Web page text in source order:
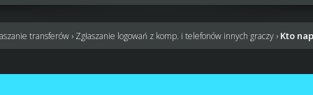
transferów › Zgłaszanie logowań z komp. i telefonów innych graczy › Kto